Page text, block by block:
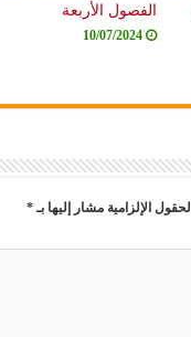
الفصول الأربعة
10/07/2024
الحقول الإلزامية مشار إليها بـ*